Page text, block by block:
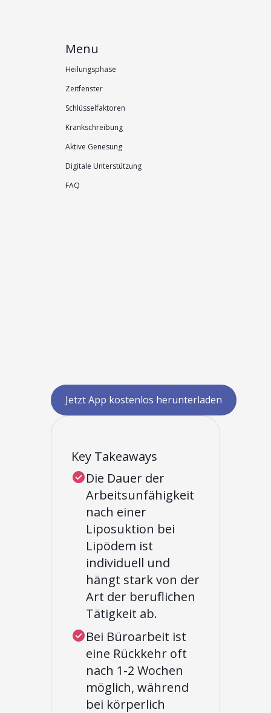
Menu
Heilungsphase
Zeitfenster
Schlüsselfaktoren
Krankschreibung
Aktive Genesung
Digitale Unterstützung
FAQ
Jetzt App kostenlos herunterladen
Key Takeaways
Die Dauer der
Arbeitsunfähigkeit
nach einer
Liposuktion bei
Lipödem ist
individuell und
hängt stark von der
Art der beruflichen
Tätigkeit ab.
Bei Büroarbeit ist
eine Rückkehr oft
nach 1-2 Wochen
möglich, während
bei körperlich